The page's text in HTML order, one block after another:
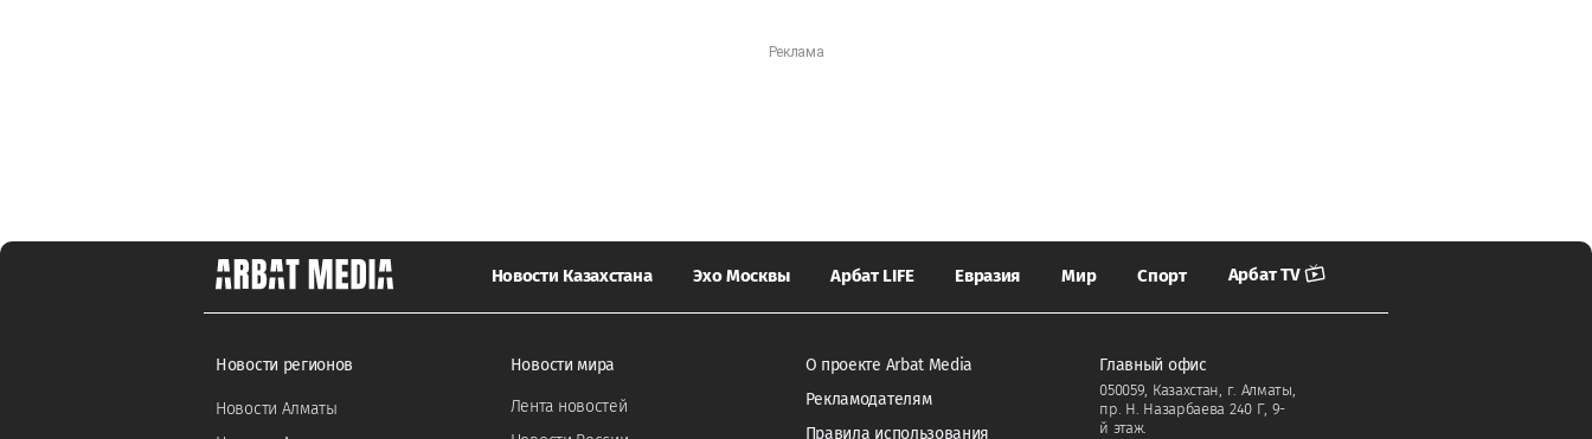
Новости Казахстана Эхо Москвы Арбат LIFE Евразия Мир Спорт Арбат TV
Новости регионов
Новости Алматы
Новости мира
Лента новостей
О проекте Arbat Media
Рекламодателям
Правила использования
Главный офис
050059, Казахстан, г. Алматы,
пр. Н. Назарбаева 240 Г, 9-
й этаж.